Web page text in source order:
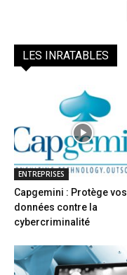
LES INRATABLES
ENTREPRISES
Capgemini : Protège vos
données contre la
cybercriminalité